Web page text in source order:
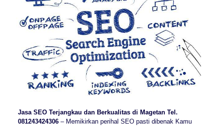
Jasa SEO Terjangkau dan Berkualitas di Magetan Tel.
081243424306– Memikirkan perihal SEO pasti dibenak Kamu